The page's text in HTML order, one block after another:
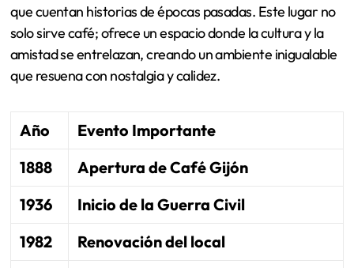
que cuentan historias de épocas pasadas. Este lugar no
solo sirve café; ofrece un espacio donde la cultura y la
amistad se entrelazan, creando un ambiente inigualable
que resuena con nostalgia y calidez.
Año
Evento Importante
1888
Apertura de Café Gijón
1936
Inicio de la Guerra Civil
1982
Renovación del local